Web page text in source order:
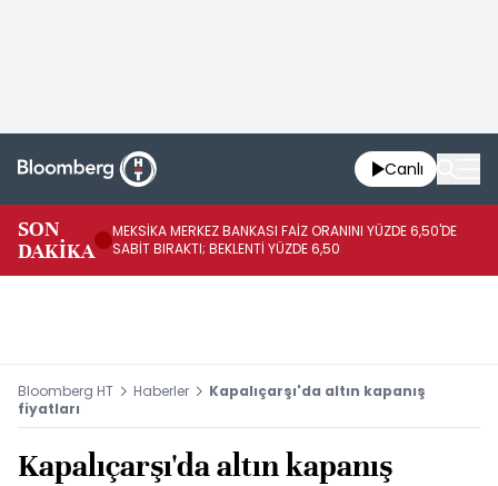
Canlı
SON
DAKİKA
MEKSİKA MERKEZ BANKASI FAİZ ORANINI YÜZDE 6,50'DE
SABİT BIRAKTI; BEKLENTİ YÜZDE 6,50
Bloomberg HT Haberler
Kapalıçarşı'da altın kapanış
fiyatları
Kapalıçarşı'da altın kapanış